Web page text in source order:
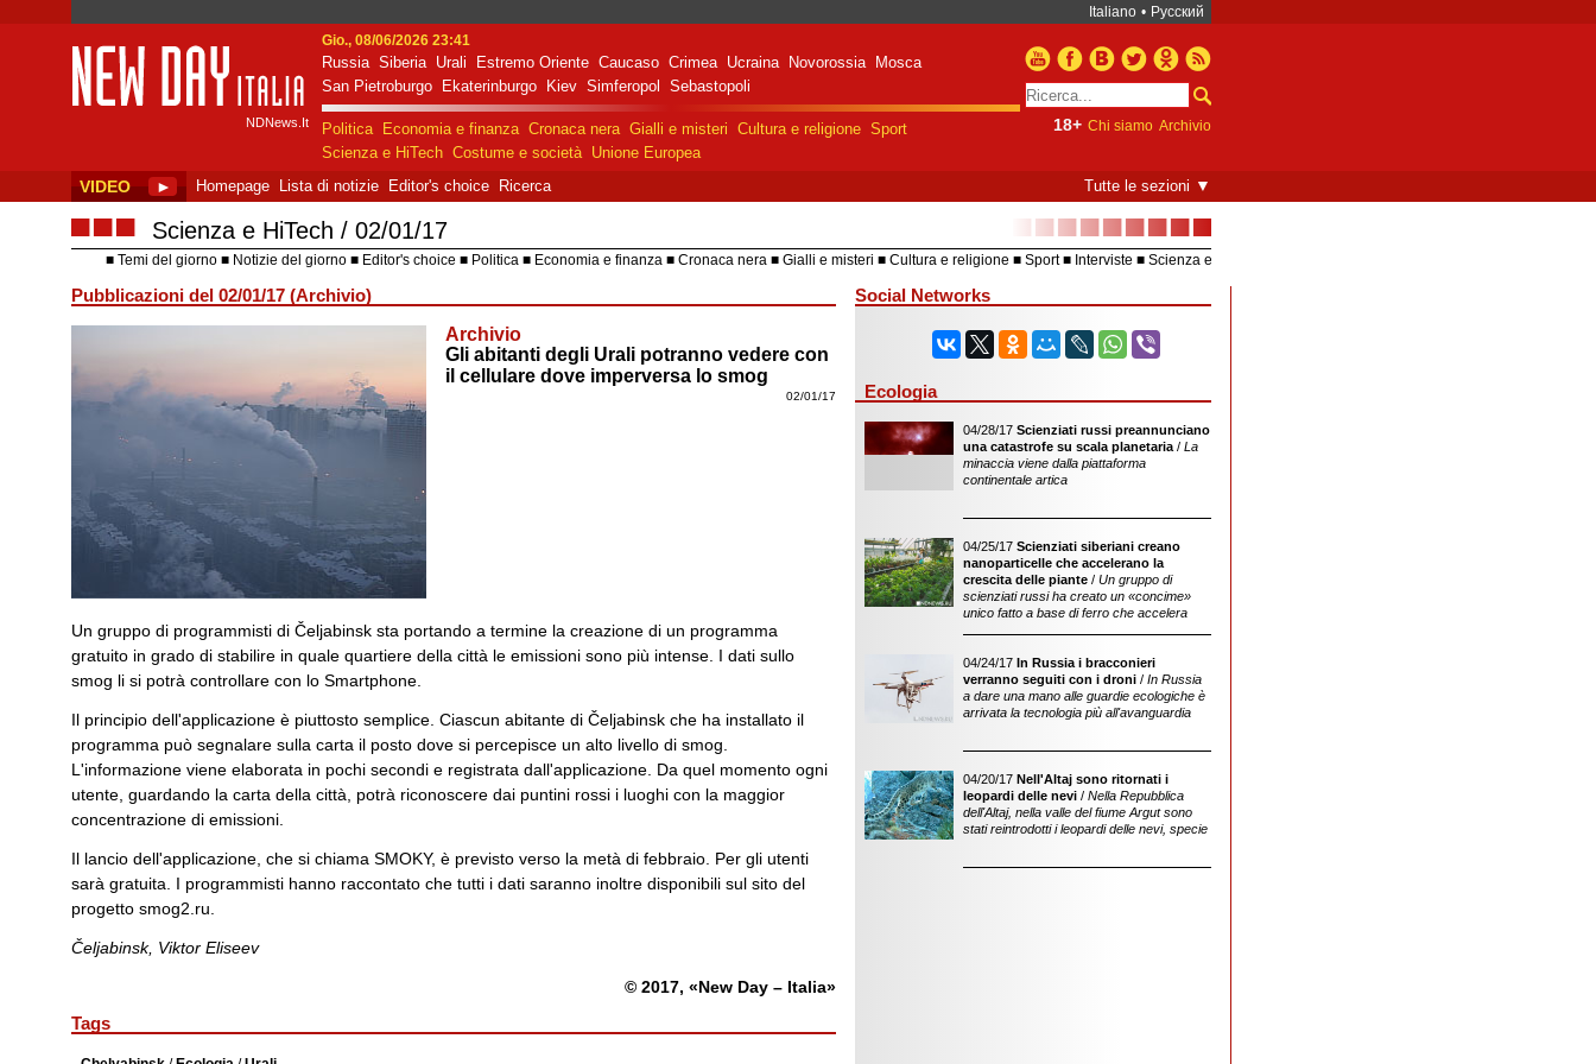
Italiano • Русский
New Day Italia
NDNews.It
Gio., 08/06/2026 23:41
Russia Siberia Urali Estremo Oriente Caucaso Crimea Ucraina Novorossia
Mosca
San Pietroburgo
Ekaterinburgo Kiev Simferopol Sebastopoli
Politica Economia e finanza Cronaca nera Gialli e misteri Cultura e religione Sport
Scienza e HiTech Costume e società Unione Europea
18+ Chi siamo Archivio
VIDEO ► Homepage Lista di notizie Editor's choice Ricerca Tutte le sezioni ▼
■■■ Scienza e HiTech 02/01/17 ■■■■■■■■■
Temi del giorno Notizie del giorno Editor's choice Politica Economia e finanza Cronaca nera Gialli e misteri Cultura e religione Sport Interviste
Scienza e
Pubblicazioni del 02/01/17 (Archivio)
Archivio
Gli abitanti degli Urali potranno vedere con
il cellulare dove imperversa lo smog
02/01/17
Un gruppo di programmisti di Čeljabinsk sta portando a termine la creazione di un programma
gratuito in grado di stabilire in quale quartiere della città le emissioni sono più intense. I dati sullo
smog li si potrà controllare con lo Smartphone.
Il principio dell'applicazione è piuttosto semplice. Ciascun abitante di Čeljabinsk che ha installato il
programma può segnalare sulla carta il posto dove si percepisce un alto livello di smog.
L'informazione viene elaborata in pochi secondi e registrata dall'applicazione. Da quel momento ogni
utente, guardando la carta della città, potrà riconoscere dai puntini rossi i luoghi con la maggior
concentrazione di emissioni.
Il lancio dell'applicazione, che si chiama SMOKY, è previsto verso la metà di febbraio. Per gli utenti
sarà gratuita. I programmisti hanno raccontato che tutti i dati saranno inoltre disponibili sul sito del
progetto smog2.ru.
Čeljabinsk, Viktor Eliseev
© 2017, «New Day – Italia»
Tags
Social Networks
Ecologia
04/28/17 Scienziati russi preannunciano
una catastrofe su scala planetaria/ La
minaccia viene dalla piattaforma
continentale artica
04/25/17 Scienziati siberiani creano
nanoparticelle che accelerano la
crescita delle piante/ Un gruppo di
scienziati russi ha creato un «concime»
unico fatto a base di ferro che accelera
04/24/17 In Russia i bracconieri
verranno seguiti con i droni/ In Russia
a dare una mano alle guardie ecologiche è
arrivata la tecnologia più all'avanguardia
04/20/17 Nell'Altaj sono ritornati i
leopardi delle nevi/ Nella Repubblica
dell'Altaj, nella valle del fiume Argut sono
stati reintrodotti i leopardi delle nevi, specie